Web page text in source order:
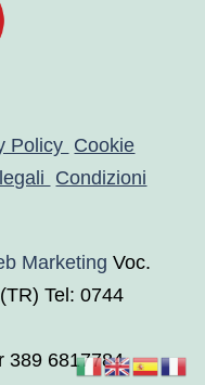
Policy Cookie
Condizioni
Marketing Voc.
Tel: 0744
389 6817784